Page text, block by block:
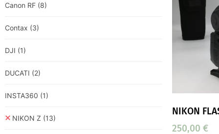
Canon RF (8)
Contax (3)
DJI (1)
DUCATI (2)
INSTA360 (1)
NIKON Z (13)
NIKON
250,00 €